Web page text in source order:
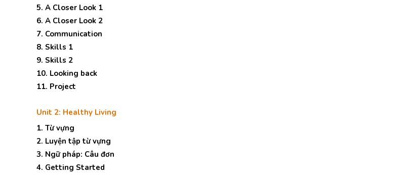
5. A Closer Look 1
6. A Closer Look 2
7. Communication
8. Skills 1
9. Skills 2
10. Looking back
11. Project
Unit 2: Healthy Living
1. Từ vựng
2. Luyện tập từ vựng
3. Ngữ pháp: Câu đơn
4. Getting Started